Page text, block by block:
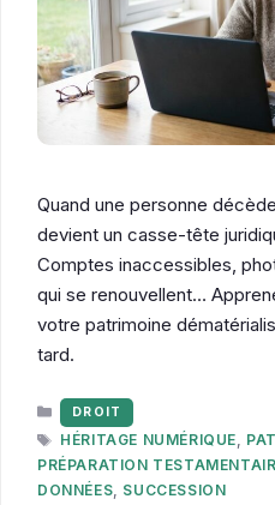
Quand une personne
devient un casse-tête
Comptes inaccessibles,
qui se renouvellent…
votre patrimoine
tard.
CATÉGORIES
DROIT
ÉTIQUETTES
HÉRITAGE NUMÉRIQUE,
PRÉPARATION
DONNÉES, SUCCESSION